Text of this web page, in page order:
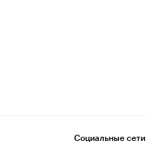
Социальные сети